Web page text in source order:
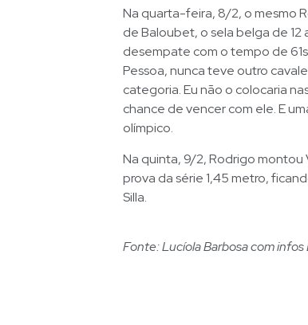
Na quarta-feira, 8/2, o mesmo
de Baloubet, o sela belga de 12
desempate com o tempo de
Pessoa, nunca teve outro
categoria. Eu não o colocaria
chance de vencer com ele. E
olímpico.
Na quinta, 9/2, Rodrigo montou
prova da série 1,45 metro,
Silla.
Fonte: Lucíola Barbosa com